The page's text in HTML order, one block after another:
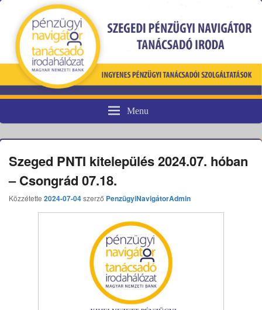
Pénzügyi fogyasztóvédelem
Menu
Szeged PNTI kitelepülés 2024.07. hóban
– Csongrád 07.18.
Közzétette 2024-07-04szerző PenzügyiNavigátorAdmin